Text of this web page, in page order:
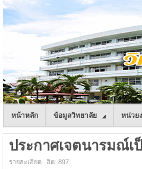
หน้าหลัก ข้อมูลวิทยาลัย หน่วย
ประกาศเจตนารมณ์เ
รายละเอียด ฮิต: 897